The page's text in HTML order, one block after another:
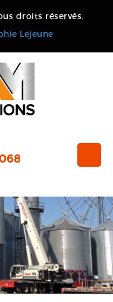
droits réservés.
Lejeune